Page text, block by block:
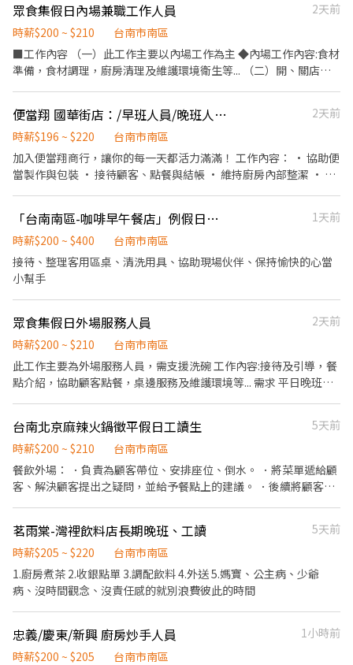
次越多賺越多~~ ◆ 值班津貼：每小時20元(晉升組長後 ◆ 早、晚班
津貼：23:00-07:00（每小時享有50-80元津貼 ◆ 健檢：任職滿一年
起，公司提供年度健檢照顧你的健康 ◆ 保險：除勞、健、勞退外，
公司更為你投保團保維護你的安全 ◆ 員工用餐折扣：兼職夥伴當日
牌禮卷 讓生日更有溫度 你過節我共歡，重要節慶我們提供你福利禮
券 好好與家人歡慶 你旅遊我贊助，每年職福會提供你旅遊津貼 好好
眾食集假日內場兼職工作人員
2天前
時薪$200 ~ $210
台南市南區
■工作內容 （一）此工作主要以內場工作為主 ◆內場工作內容:食材
準備，食材調理，廚房清理及維護環境衛生等... （二）開、關店之
便當翔 國華街店：/早班人員/晚班人員/打烊班
2天前
時薪$196 ~ $220
台南市南區
加入便當翔商行，讓你的每一天都活力滿滿！ 工作內容： • 協助便
當製作與包裝 • 接待顧客、點餐與結帳 • 維持廚房內部整潔 • 處
「台南南區-咖啡早午餐店」例假日長期兼職（如偶爾平日可彈性排班加分）
1天前
時薪$200 ~ $400
台南市南區
接待、整理客用區桌、清洗用具、協助現場伙伴、保持愉快的心當
小幫手
眾食集假日外場服務人員
2天前
時薪$200 ~ $210
台南市南區
此工作主要為外場服務人員，需支援洗碗 工作內容:接待及引導，餐
點介紹，協助顧客點餐，桌邊服務及維護環境等... 需求 平日晚班
台南北京麻辣火鍋徵平假日工讀生
5天前
時薪$200 ~ $210
台南市南區
餐飲外場： ．負責為顧客帶位、安排座位、倒水。 ．將菜單遞給顧
客、解決顧客提出之疑問，並給予餐點上的建議。 ．後續將顧客點
茗雨棠-灣裡飲料店長期晚班、工讀
5天前
時薪$205 ~ $220
台南市南區
1.廚房煮茶 2.收銀點單 3.調配飲料 4.外送 5.媽寶、公主病、少爺
病、沒時間觀念、沒責任感的就別浪費彼此的時間
忠義/慶東/新興 廚房炒手人員
1小時前
時薪$200 ~ $205
台南市南區